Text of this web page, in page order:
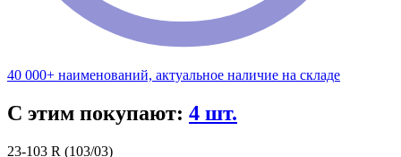
40 000+ наименований, актуальное наличие на складе
С этим покупают: 4 шт.
23-103 R (103/03)